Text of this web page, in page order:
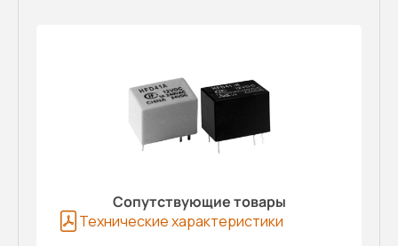
Сопутствующие товары
Технические характеристики